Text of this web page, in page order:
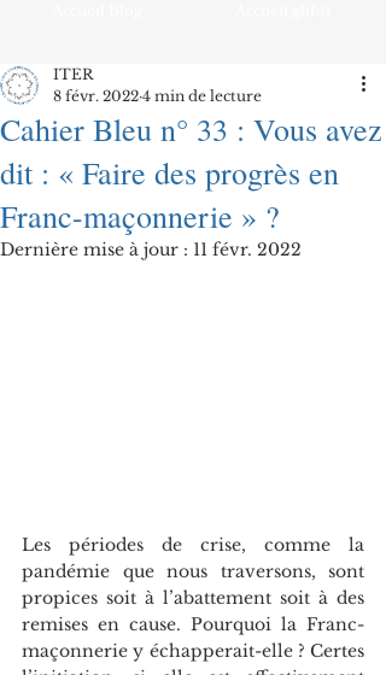
Cahier Bleu n° 33 : Vous avez
dit : « Faire des progrès en
Franc-maçonnerie » ?
ITER
8 févr. 2022 4 min de lecture
Dernière mise à jour : 11 févr. 2022
Les périodes de crise, comme la
pandémie que nous traversons, sont
propices soit à l’abattement soit à des
remises en cause. Pourquoi la Franc-
maçonnerie y échapperait-elle ? Certes